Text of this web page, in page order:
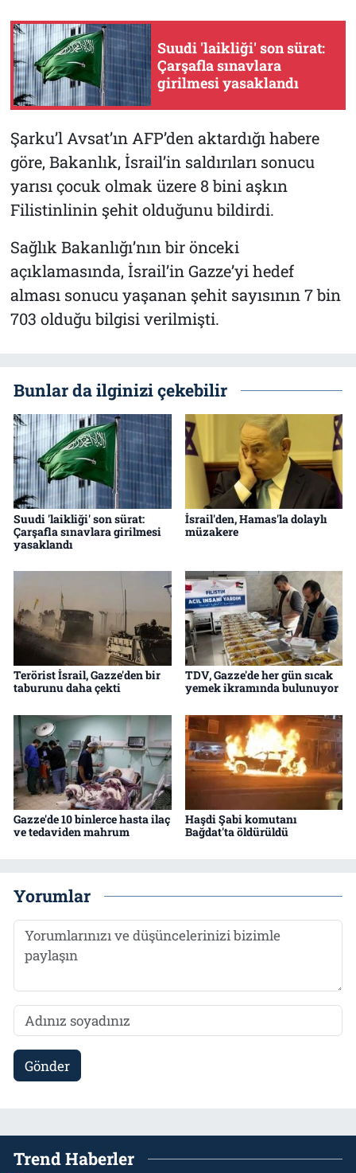
Suudi 'laikliği' son sürat:
Çarşafla sınavlara
girilmesi yasaklandı
Şarku’l Avsat’ın AFP’den aktardığı habere
göre, Bakanlık, İsrail’in saldırıları sonucu
yarısı çocuk olmak üzere 8 bini aşkın
Filistinlinin şehit olduğunu bildirdi.
Sağlık Bakanlığı’nın bir önceki
açıklamasında, İsrail’in Gazze’yi hedef
alması sonucu yaşanan şehit sayısının 7 bin
703 olduğu bilgisi verilmişti.
Bunlar da ilginizi çekebilir
Suudi 'laikliği' son sürat:
Çarşafla sınavlara girilmesi
yasaklandı
İsrail'den, Hamas'la dolaylı
müzakere
Terörist İsrail, Gazze'den bir
taburunu daha çekti
TDV, Gazze'de her gün sıcak
yemek ikramında bulunuyor
Gazze'de 10 binlerce hasta ilaç
ve tedaviden mahrum
Haşdi Şabi komutanı
Bağdat'ta öldürüldü
Yorumlar
Gönder
Trend Haberler